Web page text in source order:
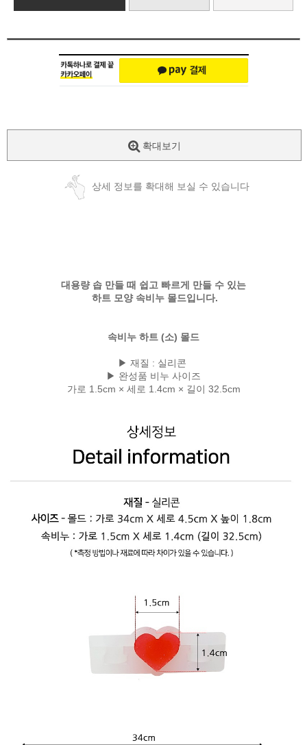
확대보기
상세 정보를 확대해 보실 수 있습니다
대용량 솝 만들 때 쉽고 빠르게 만들 수 있는
하트 모양 속비누 몰드입니다.
속비누 하트 (소) 몰드
▶ 재질 : 실리콘
▶ 완성품 비누 사이즈
가로 1.5cm × 세로 1.4cm × 길이 32.5cm